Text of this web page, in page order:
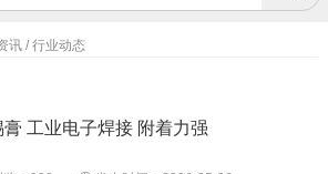
讯 /行业动态
膏 工业电子焊接 附着力强